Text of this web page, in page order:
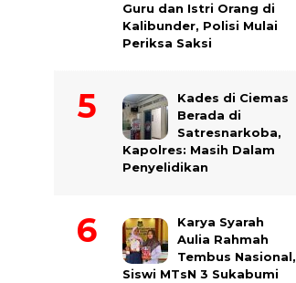
Guru dan Istri Orang di
Kalibunder, Polisi Mulai
Periksa Saksi
Kades di Ciemas
Berada di
Satresnarkoba,
Kapolres: Masih Dalam
Penyelidikan
Karya Syarah
Aulia Rahmah
Tembus Nasional,
Siswi MTsN 3 Sukabumi